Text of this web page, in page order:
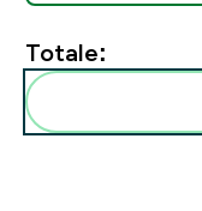
Totale: